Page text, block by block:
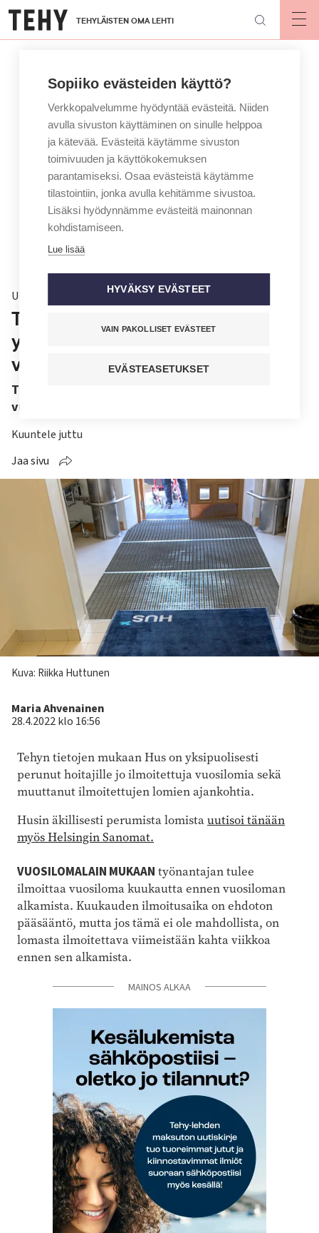
Hyppää
pääsisältöön
TEHYLÄISTEN OMA LEHTI
Uutinen
Tehy teki valvontapyynnön Husin
yllättäen perumista hoitajien
vuosilomista
Työnantaja ei saa muuttaa jo ilmoittamaansa
vuosilomaa.
Kuuntele juttu
Jaa sivu
Kuva: Riikka Huttunen
Kirjoittaja
Maria Ahvenainen
28.4.2022 klo 16:56
Tehyn tietojen mukaan Hus on yksipuolisesti
perunut hoitajille jo ilmoitettuja vuosilomia sekä
muuttanut ilmoitettujen lomien ajankohtia.
Husin äkillisesti perumista lomistauutisoi tänään
myös Helsingin Sanomat.
VUOSILOMALAIN MUKAAN työnantajan tulee
ilmoittaa vuosiloma kuukautta ennen vuosiloman
alkamista. Kuukauden ilmoitusaika on ehdoton
pääsääntö, mutta jos tämä ei ole mahdollista, on
lomasta ilmoitettava viimeistään kahta viikkoa
ennen sen alkamista.
MAINOS ALKAA
Sopiiko evästeiden käyttö?
Verkkopalvelumme hyödyntää evästeitä. Niiden
avulla sivuston käyttäminen on sinulle helppoa
ja kätevää. Evästeitä käytämme sivuston
toimivuuden ja käyttökokemuksen
parantamiseksi. Osaa evästeistä käytämme
tilastointiin, jonka avulla kehitämme sivustoa.
Lisäksi hyödynnämme evästeitä mainonnan
kohdistamiseen.
Lue lisää
HYVÄKSY EVÄSTEET
VAIN PAKOLLISET EVÄSTEET
EVÄSTEASETUKSET